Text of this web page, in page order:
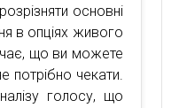
основні
в опціях живого
що ви можете
потрібно чекати.
голосу, що